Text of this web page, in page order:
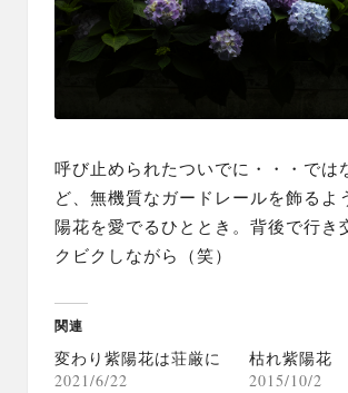
呼び止められたついでに・・・では
ど、無機質なガードレールを飾るよ
陽花を愛でるひととき。背後で行き
クビクしながら（笑）
関連
変わり紫陽花は荘厳に
2021/6/22
枯れ紫陽花
2015/10/2